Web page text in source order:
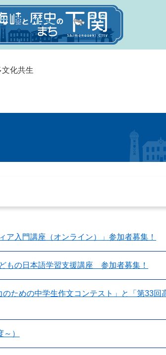
文化共生
ア入門講座（オンライン）」参加者募集！
もの日本語学習支援講座 参加者募集！
のための中学生作文コンテスト」と「第33
）